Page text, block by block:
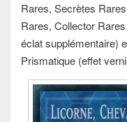
Rares, Secrètes
Rares, Collector
éclat supplémentaire)
Prismatique (effet